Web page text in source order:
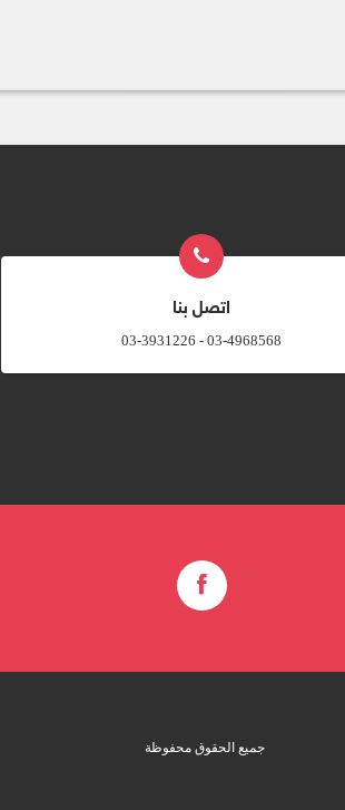
اتصل بنا
03-4968568 - 03-3931226
جميع الحقوق محفوظة